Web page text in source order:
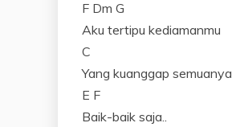
F Dm G
Aku tertipu kediamanmu
C
Yang kuanggap semuanya
E F
Baik-baik saja..